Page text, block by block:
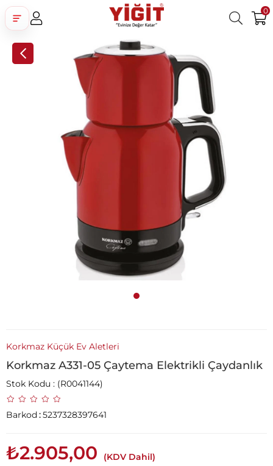
0
Üye Ol Facebook İle Bağlan
Google İle Bağlan
Korkmaz Küçük Ev Aletleri
Korkmaz A331-05 Çaytema Elektrikli Çaydanlık
Stok Kodu (R0041144)
Barkod:5237328397641
₺2.905,00 (KDV Dahil)